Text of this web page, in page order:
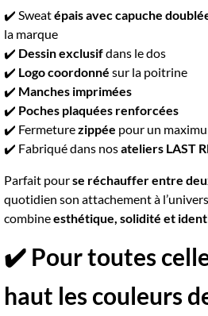
✔️ Sweatépais avec capuche
la marque
✔️ Dessin exclusifdans le dos
✔️ Logo coordonné sur la poitrine
✔️ Manches imprimées
✔️ Poches plaquées renforcées
✔️ Fermeturezippée pour un
✔️ Fabriqué dans nosateliers LAST
Parfait pourse réchauffer entre
quotidien son attachement à
combineesthétique, solidité et
✔️ Pour toutes
haut les couleurs